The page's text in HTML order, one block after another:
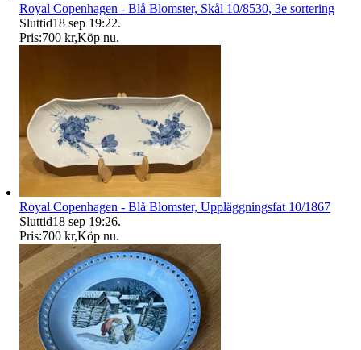
Royal Copenhagen - Blå Blomster, Skål 10/8530, 3e sortering
Sluttid18 sep 19:22.
Pris:700 kr,Köp nu.
Royal Copenhagen - Blå Blomster, Uppläggningsfat 10/1867
Sluttid18 sep 19:26.
Pris:700 kr,Köp nu.